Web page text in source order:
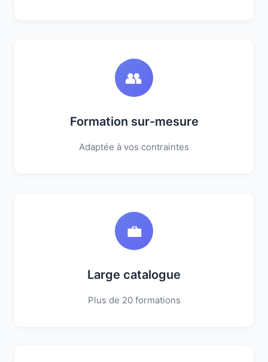
👥
Formation sur-mesure
Adaptée à vos contraintes
💼
Large catalogue
Plus de 20 formations